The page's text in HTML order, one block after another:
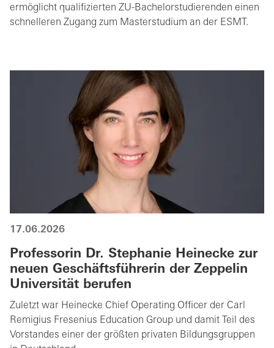
ermöglicht qualifizierten ZU-Bachelorstudierenden einen
schnelleren Zugang zum Masterstudium an der ESMT.
17.06.2026
Professorin Dr. Stephanie Heinecke zur
neuen Geschäftsführerin der Zeppelin
Universität berufen
Zuletzt war Heinecke Chief Operating Officer der Carl
Remigius Fresenius Education Group und damit Teil des
Vorstandes einer der größten privaten Bildungsgruppen